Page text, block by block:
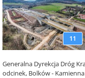
11
Generalna Dyrekcja Dróg
odcinek, Bolków -